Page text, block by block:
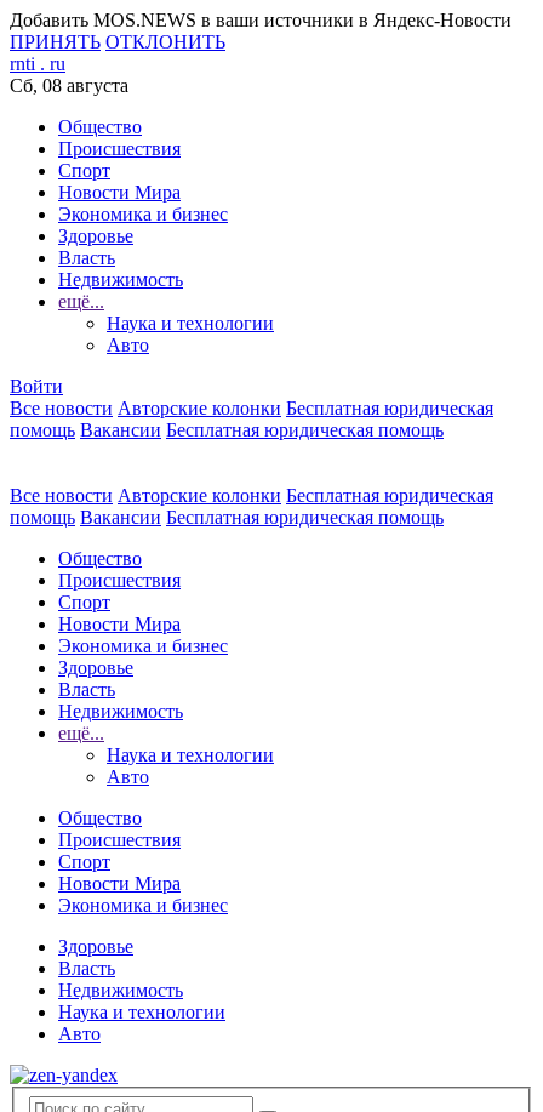
Добавить MOS.NEWS в ваши источники в Яндекс-Новости
ПРИНЯТЬ ОТКЛОНИТЬ
rnti . ru
Сб, 08 августа
Общество
Происшествия
Спорт
Новости Мира
Экономика и бизнес
Здоровье
Власть
Недвижимость
ещё...
Наука и технологии
Авто
Войти
Все новости Авторские колонки Бесплатная юридическая
помощь Вакансии Бесплатная юридическая помощь
Все новости Авторские колонки Бесплатная юридическая
помощь Вакансии Бесплатная юридическая помощь
Общество
Происшествия
Спорт
Новости Мира
Экономика и бизнес
Здоровье
Власть
Недвижимость
ещё...
Наука и технологии
Авто
Общество
Происшествия
Спорт
Новости Мира
Экономика и бизнес
Здоровье
Власть
Недвижимость
Наука и технологии
Авто